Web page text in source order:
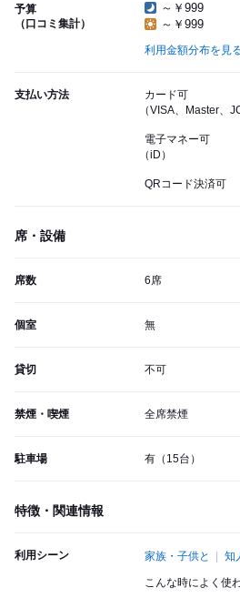
予算
（口コミ集計）
～￥999
～￥999
利用金額分布を見
支払い方法
カード可
（VISA、Master、
電子マネー可
（iD）
QRコード決済可
席・設備
席数 6席
個室 無
貸切 不可
禁煙・喫煙 全席禁煙
駐車場 有（15台）
特徴・関連情報
利用シーン 家族・子供と 知
こんな時によく使